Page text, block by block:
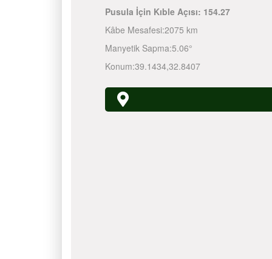
Pusula İçin Kıble Açısı: 154.27
Kâbe Mesafesi:2075 km
Manyetik Sapma:5.06°
Konum:39.1434,32.8407